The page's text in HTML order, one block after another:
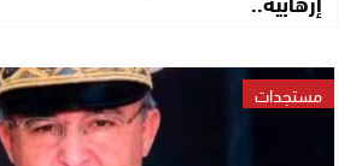
مستجدات